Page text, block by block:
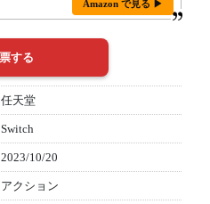
Amazon で見る ▶
任天堂
Switch
2023/10/20
アクション